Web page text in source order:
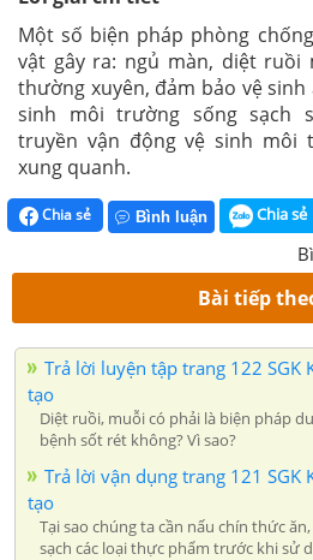
Một số biện pháp phòng
vật gây ra: ngủ màn, diệt ruồi
thường xuyên, đảm bảo vệ
sinh môi trường sống sạch
truyền vận động vệ sinh môi
xung quanh.
Chia sẻ Bình luận Chia sẻ
Bài tiếp
Trả lời luyện tập trang 122 SGK
tạo
Diệt ruồi, muỗi có phải là biện pháp
bệnh sốt rét không? Vì sao?
Trả lời vận dụng trang 121 SGK
tạo
Tại sao chúng ta cần nấu chín thức
sạch các loại thực phẩm trước khi sử